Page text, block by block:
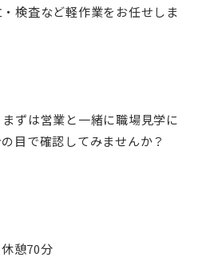
検査など軽作業をお任せしま
ずは営業と一緒に職場見学に
目で確認してみませんか？
憩70分